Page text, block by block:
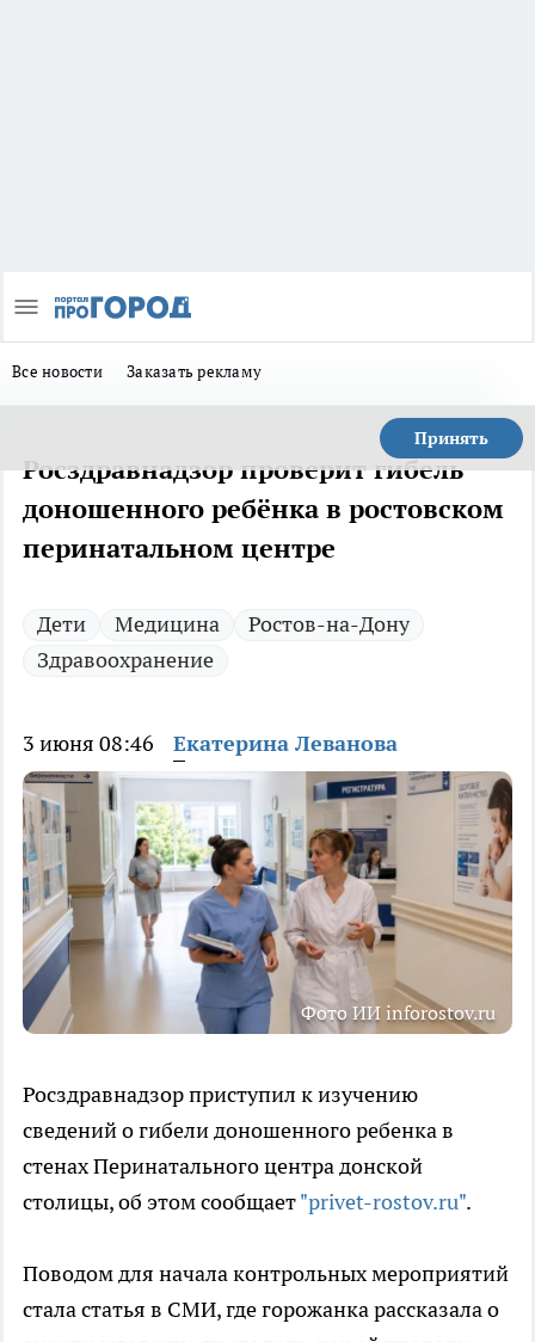
Все новости Заказать рекламу
Принять
Росздравнадзор проверит гибель
доношенного ребёнка в ростовском
перинатальном центре
Дети Медицина
Ростов-на-Дону
Здравоохранение
3 июня 08:46 Екатерина Леванова
Фото ИИ inforostov.ru
Росздравнадзор приступил к изучению
сведений о гибели доношенного ребенка в
стенах Перинатального центра донской
столицы, об этом сообщает"privet-rostov.ru".
Поводом для начала контрольных мероприятий
стала статья в СМИ, где горожанка рассказала о